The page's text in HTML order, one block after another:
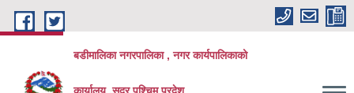
Skip to main content
बडीमालिका नगरपालिका , नगर कार्यपालिकाको